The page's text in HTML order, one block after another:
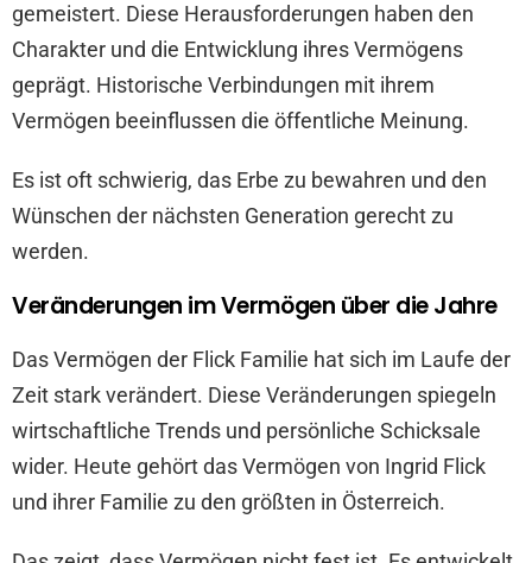
gemeistert. Diese Herausforderungen haben den
Charakter und die Entwicklung ihres Vermögens
geprägt. Historische Verbindungen mit ihrem
Vermögen beeinflussen die öffentliche Meinung.
Es ist oft schwierig, das Erbe zu bewahren und den
Wünschen der nächsten Generation gerecht zu
werden.
Veränderungen im Vermögen über die Jahre
Das Vermögen der Flick Familie hat sich im Laufe der
Zeit stark verändert. Diese Veränderungen spiegeln
wirtschaftliche Trends und persönliche Schicksale
wider. Heute gehört das Vermögen von Ingrid Flick
und ihrer Familie zu den größten in Österreich.